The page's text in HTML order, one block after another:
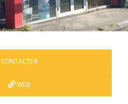
CONTACTER
WEB